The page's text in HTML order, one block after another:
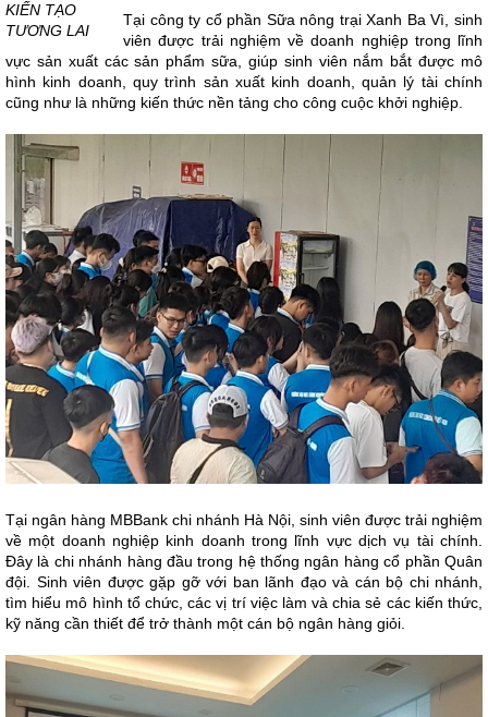
KIẾN TẠO
TƯƠNG LAI
Tại công ty cổ phần Sữa nông trại Xanh Ba Vì, sinh
viên được trải nghiệm về doanh nghiệp trong lĩnh
vực sản xuất các sản phẩm sữa, giúp sinh viên nắm bắt được mô
hình kinh doanh, quy trình sản xuất kinh doanh, quản lý tài chính
cũng như là những kiến thức nền tảng cho công cuộc khởi nghiệp.
Tại ngân hàng MBBank chi nhánh Hà Nội, sinh viên được trải nghiệm
về một doanh nghiệp kinh doanh trong lĩnh vực dịch vụ tài chính.
Đây là chi nhánh hàng đầu trong hệ thống ngân hàng cổ phần Quân
đội. Sinh viên được gặp gỡ với ban lãnh đạo và cán bộ chi nhánh,
tìm hiểu mô hình tổ chức, các vị trí việc làm và chia sẻ các kiến thức,
kỹ năng cần thiết để trở thành một cán bộ ngân hàng giỏi.